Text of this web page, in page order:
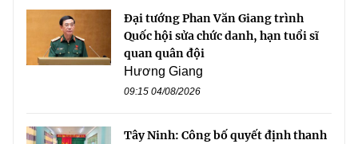
Đại tướng Phan Văn Giang trình
Quốc hội sửa chức danh, hạn tuổi sĩ
quan quân đội
Hương Giang
09:15 04/08/2026
Tây Ninh: Công bố quyết định thanh